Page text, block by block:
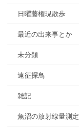
日曜藤権現散歩
最近の出来事とか
未分類
遠征探鳥
雑記
魚沼の放射線量測定